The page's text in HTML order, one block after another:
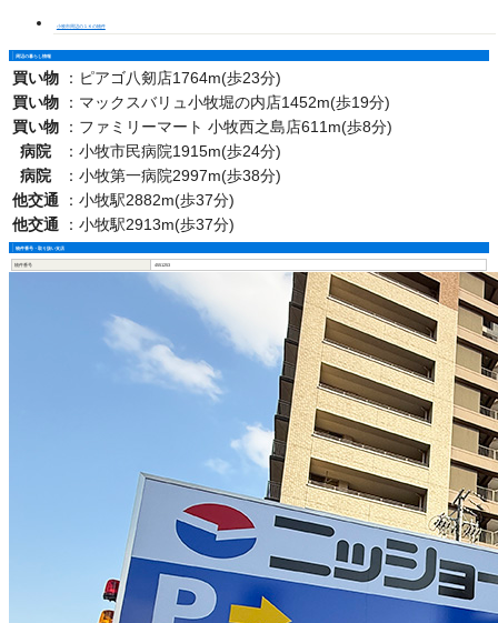
小牧市周辺の１Ｋの物件
周辺の暮らし情報
買い物 ： ピアゴ八剱店1764m(歩23分)
買い物
： マックスバリュ小牧堀の内店1452m(歩19分)
買い物
： ファミリーマート 小牧西之島店611m(歩8分)
病院
： 小牧市民病院1915m(歩24分)
病院
： 小牧第一病院2997m(歩38分)
他交通
： 小牧駅2882m(歩37分)
他交通
： 小牧駅2913m(歩37分)
物件番号・取り扱い支店
物件番号 4551253